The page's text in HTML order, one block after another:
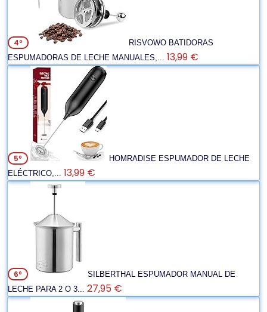
4º
RISVOWO BATIDORAS
ESPUMADORAS DE LECHE MANUALES,... 13,99 €
5º
HOMRADISE ESPUMADOR DE LECHE
ELÉCTRICO,... 13,99 €
6º
SILBERTHAL ESPUMADOR MANUAL DE
LECHE PARA 2 O 3... 27,95 €